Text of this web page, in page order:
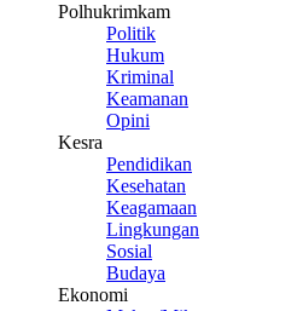
Polhukrimkam
Politik
Hukum
Kriminal
Keamanan
Opini
Kesra
Pendidikan
Kesehatan
Keagamaan
Lingkungan
Sosial
Budaya
Ekonomi